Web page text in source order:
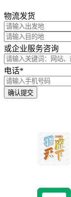
物流发货
或企业服务咨询
电话*
确认提交